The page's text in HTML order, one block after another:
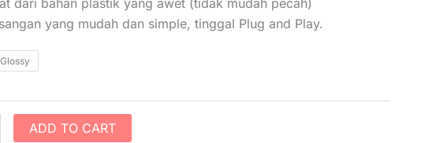
yang mudah dan simple, tinggal Plug and Play.
Glossy
ADD TO CART